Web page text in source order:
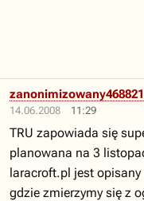
14.06.2008 11:29
zanonimizowany468821
TRU zapowiada się
planowana na 3
laracroft.pl jest opisany
gdzie zmierzymy się z